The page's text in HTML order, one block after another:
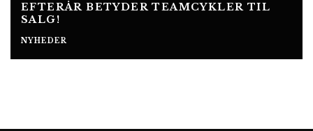
EFTERÅR BETYDER TEAMCYKLER TIL
SALG!
NYHEDER